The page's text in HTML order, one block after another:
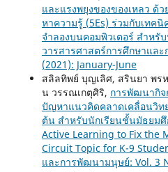
และแรงพยุงของของเหลว ด้
หาความรู้ (5Es) ร่วมกับเทค
จำลองบนคอมพิวเตอร์ สำห
วารสารศาสตร์การศึกษาแล
(2021): January-June
สลิลทิพย์ บุญเลิศ, สรินยา พร
น วรรณเกตุศิริ, การพัฒนากิจ
ปัญหาแนวคิดคลาดเคลื่อนวิท
ต้น สำหรับนักเรียนชั้นมัธยม
Active Learning to Fix the
Circuit Topic for K-9
และการพัฒนามนุษย์: Vol. 3